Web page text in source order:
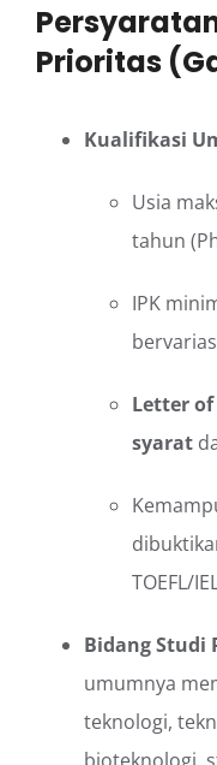
Prioritas
Kualifikasi
Usia
tahun
IPK
Letter of
syarat
TOEFL/
Bidang Studi
umumnya
teknologi,
bioteknologi,